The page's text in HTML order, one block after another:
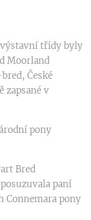
třídy byly
Moorland
České
zapsané v
pony
Bred
paní
Connemara pony